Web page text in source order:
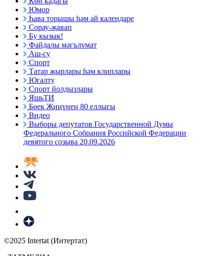
Юмор
Һава торышы һәм ай календаре
Сорау-җавап
Бу кызык!
Файдалы мәгълүмат
Аш-су
Спорт
Татар җырлары һәм клиплары
Югалту
Спорт йолдызлары
ЯшьТИ
Бөек Җиңүнең 80 еллыгы
Видео
Выборы депутатов Государственной Думы
Федерального Собрания Российской Федерации
девятого созыва 20.09.2026
©2025 Intertat (Интертат)